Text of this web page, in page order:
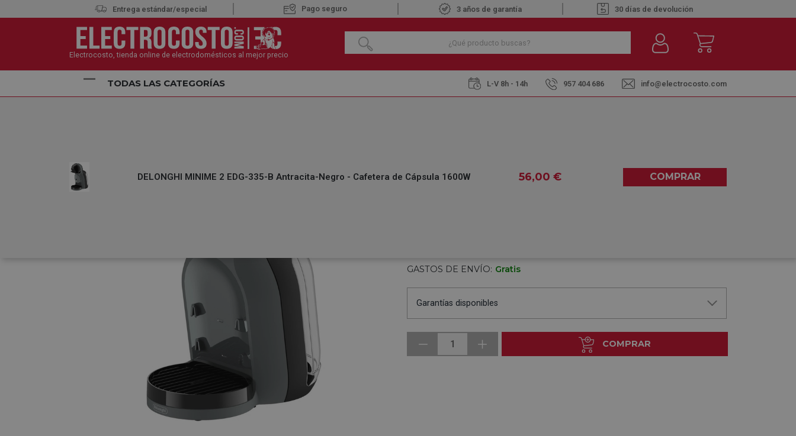
Entrega estándar/especial Pago seguro 3 años de garantía 30 días de devolución
Electrocosto, tienda online de electrodomésticos al mejor precio
TODAS LAS CATEGORÍAS L-V 8h - 14h 957 404 686 info@electrocosto.com
DELONGHI MINIME 2 EDG-335-B Antracita-Negro - Cafetera de Cápsula 1600W 56,00 € COMPRAR
NEGRO - CAFETERA DE CÁPSULA 1600W
GASTOS DE ENVÍO: Gratis
Garantías disponibles
1 COMPRAR